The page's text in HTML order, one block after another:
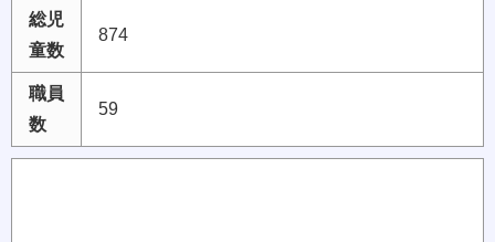
総児
童数
874
職員
数
59